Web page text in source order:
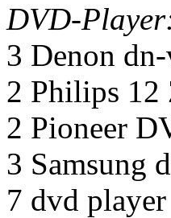
DVD-
3 Denon
2 Philips 12
2 Pioneer
3 Samsung
7 dvd